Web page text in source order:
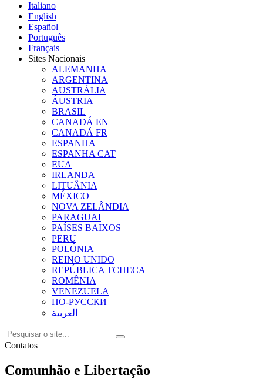
Italiano
English
Español
Português
Français
Sites Nacionais
ALEMANHA
ARGENTINA
AUSTRÁLIA
ÁUSTRIA
BRASIL
CANADÁ EN
CANADÁ FR
ESPANHA
ESPANHA CAT
EUA
IRLANDA
LITUÂNIA
MÉXICO
NOVA ZELÂNDIA
PARAGUAI
PAÍSES BAIXOS
PERU
POLÓNIA
REINO UNIDO
REPÚBLICA TCHECA
ROMÊNIA
VENEZUELA
ПО-РУССКИ
العربية
Contatos
Comunhão e Libertação